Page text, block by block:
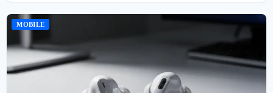
MOBILE